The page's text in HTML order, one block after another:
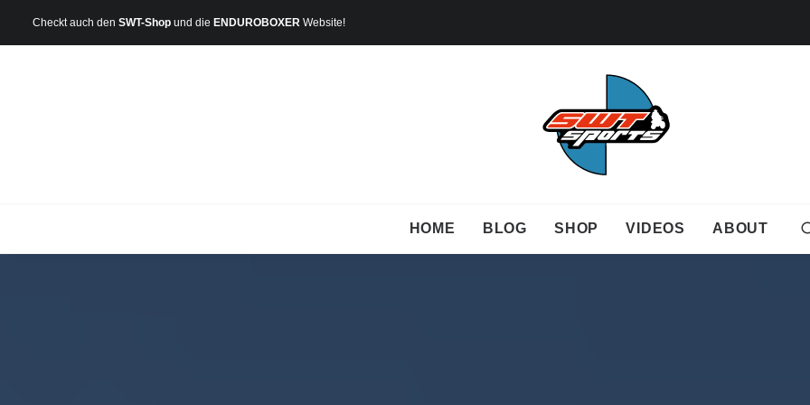
Checkt auch den SWT-Shop und die ENDUROBOXER Website!
HOME BLOG SHOP VIDEOS ABOUT